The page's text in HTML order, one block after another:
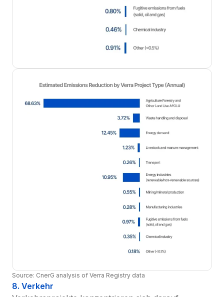
Source: CnerG analysis of Verra Registry data
8. Verkehr